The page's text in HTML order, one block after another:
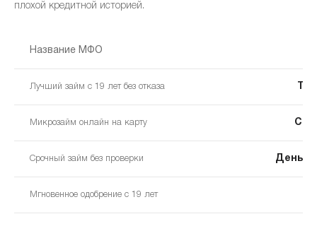
плохой кредитной историей.
Название МФО
Лучший займ с 19 лет без отказа
Микрозайм онлайн на карту
Срочный займ без проверки
Мгновенное одобрение с 19 лет